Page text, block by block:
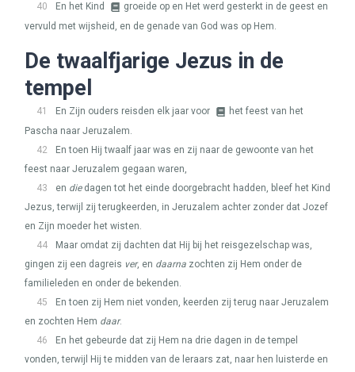
40
En het Kind
groeide op en Het werd gesterkt in de geest en
vervuld met wijsheid, en de genade van God was op Hem.
De twaalfjarige Jezus in de
tempel
41 En Zijn ouders reisden elk jaar voor
het feest van het
Pascha naar Jeruzalem.
42
En toen Hij twaalf jaar was en zij naar de gewoonte van het
feest naar Jeruzalem gegaan waren,
43
en diedagen tot het einde doorgebracht hadden, bleef het Kind
Jezus, terwijl zij terugkeerden, in Jeruzalem achter zonder dat Jozef
en Zijn moeder het wisten.
44
Maar omdat zij dachten dat Hij bij het reisgezelschap was,
gingen zij een dagreis ver, en daarna zochten zij Hem onder de
familieleden en onder de bekenden.
45
En toen zij Hem niet vonden, keerden zij terug naar Jeruzalem
en zochten Hem daar.
46
En het gebeurde dat zij Hem na drie dagen in de tempel
vonden, terwijl Hij te midden van de leraars zat, naar hen luisterde en